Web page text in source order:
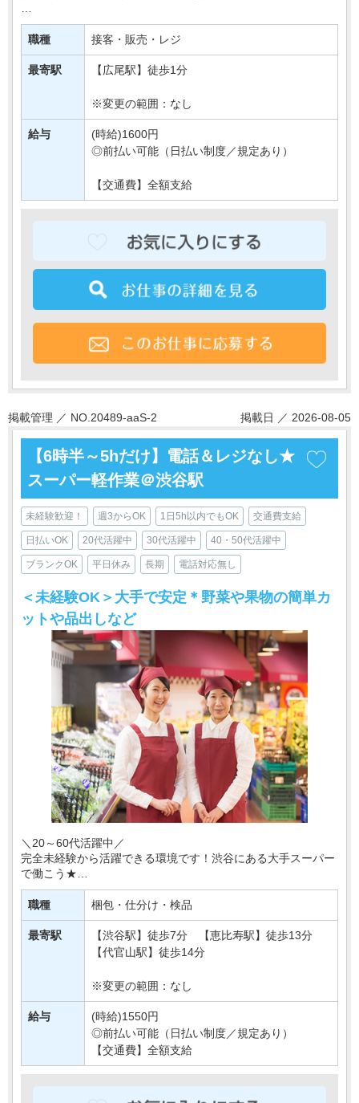
・‥…━━━━━━☆
あなたには、
対面での販売や品出しなどの業務をご担当いただきます＊
職種 接客・販売・レジ
最寄駅 【広尾駅】徒歩1分
※変更の範囲：なし
給与
(時給)1600円
◎前払い可能（日払い制度／規定あり）
【交通費】全額支給
掲載管理 ／ NO.20489-aaS-2 掲載日 ／ 2026-08-05
【6時半～5hだけ】電話＆レジなし★
スーパー軽作業＠渋谷駅
未経験歓迎！ 週3からOK 1日5h以内でもOK 交通費支給
日払いOK 20代活躍中 30代活躍中 40・50代活躍中
ブランクOK 平日休み 長期 電話対応無し
＜未経験OK＞大手で安定＊野菜や果物の簡単カ
ットや品出しなど
＼20～60代活躍中／
完全未経験から活躍できる環境です！渋谷にある大手スーパー
で働こう★
今回配属となるのは、野菜や果物などの農産物を扱う部署＊
あなたには、野菜・フルーツのカット、品出しなどの簡単
な・・・
職種 梱包・仕分け・検品
最寄駅
【渋谷駅】徒歩7分 【恵比寿駅】徒歩13分
【代官山駅】徒歩14分
※変更の範囲：なし
給与
(時給)1550円
◎前払い可能（日払い制度／規定あり）
【交通費】全額支給